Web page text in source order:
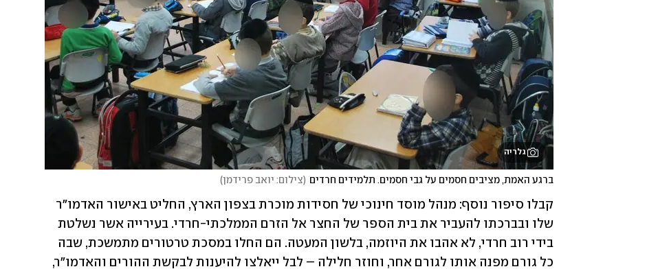
גלריה
ברגע האמת, מציבים חסמים על גבי חסמים. תלמידים חרדים (צילום: יואב פרידמן)